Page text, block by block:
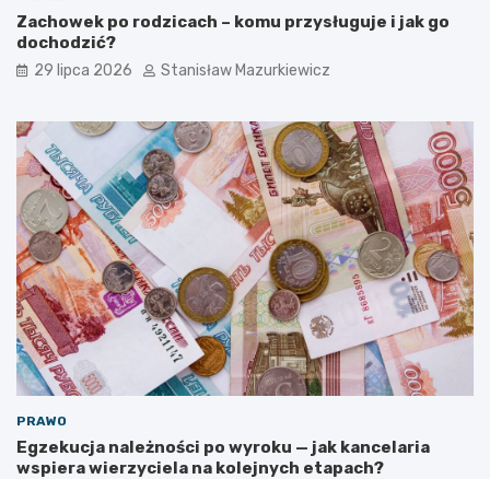
Zachowek po rodzicach – komu przysługuje i jak go
dochodzić?
29 lipca 2026 Stanisław Mazurkiewicz
PRAWO
Egzekucja należności po wyroku — jak kancelaria
wspiera wierzyciela na kolejnych etapach?